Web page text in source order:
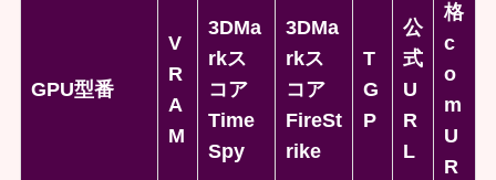
GPU型番
V
R
A
M
3DMa
rkス
コア
Time
Spy
3DMa
rkス
コア
FireSt
rike
T
G
P
公
式
U
R
L
格
c
o
m
U
R